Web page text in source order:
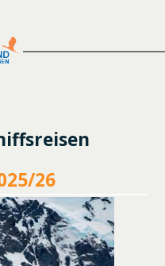
26